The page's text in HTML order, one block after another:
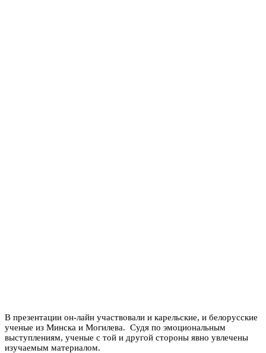
В презентации он-лайн участвовали и карельские, и белорусские
ученые из Минска и Могилева. Судя по эмоциональным
выступлениям, ученые с той и другой стороны явно увлечены
изучаемым материалом.